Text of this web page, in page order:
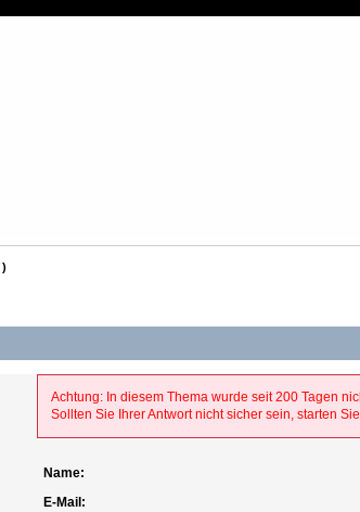
)
Achtung: In diesem Thema wurde seit 200 Tagen
Sollten Sie Ihrer Antwort nicht sicher sein, starten
Name:
E-Mail: